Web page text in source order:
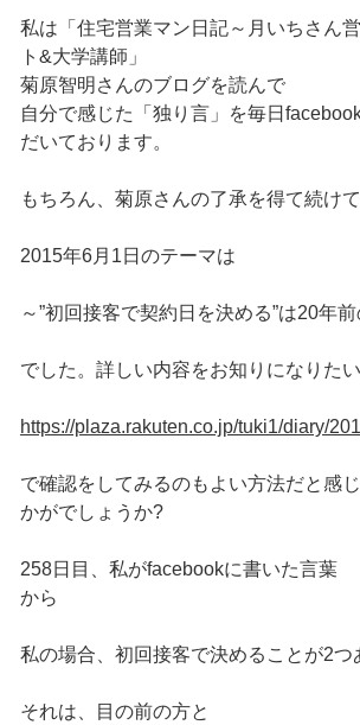
私は「住宅営業マン日記～月いちさん
ト&大学講師」
菊原智明さんのブログを読んで
自分で感じた「独り言」を毎日
だいております。
もちろん、菊原さんの了承を得て続けて
2015年6月1日のテーマは
～”初回接客で契約日を決める”は20年前
でした。詳しい内容をお知りになりた
https://plaza.rakuten.co.jp/tuki1/diary/
で確認をしてみるのもよい方法だと感
かがでしょうか?
258日目、私がfacebookに書いた言葉
から
私の場合、初回接客で決めることが2つ
それは、目の前の方と